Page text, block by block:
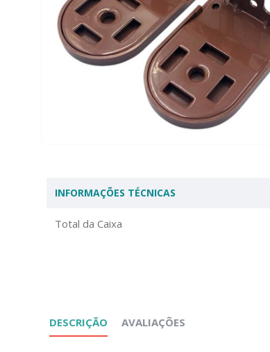
INFORMAÇÕES TÉCNICAS
Total da Caixa
DESCRIÇÃO AVALIAÇÕES